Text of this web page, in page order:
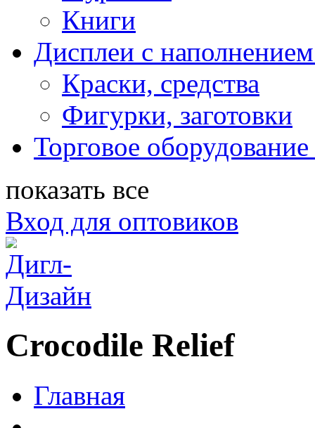
Книги
Дисплеи с
Краски, средства
Фигурки, заготовки
Торговое
показать все
Вход для оптовиков
Crocodile Relief
Главная